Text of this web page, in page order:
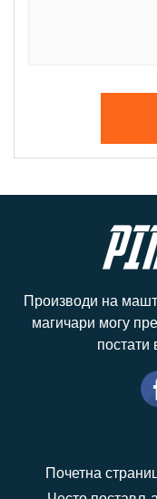
Производи на
магичари могу
постати
Почетна